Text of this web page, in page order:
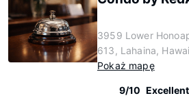
3959 Lower
613, Lahaina,
Pokaż mapę
9/10 Excellent